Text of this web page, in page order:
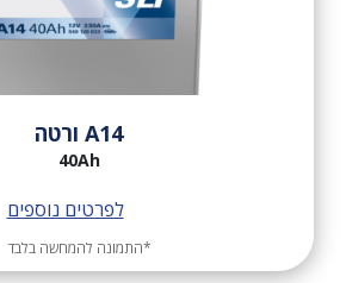
A14 ורטה
לפרטים נוספים
*התמונה להמחשה בלבד
40Ah